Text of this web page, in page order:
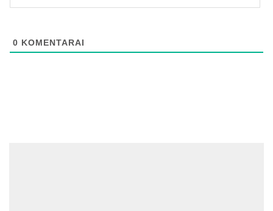
0 KOMENTARAI